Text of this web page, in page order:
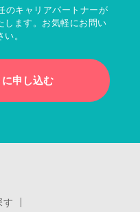
のキャリアパートナーが
します。お気軽にお問い
。
申し込む
す